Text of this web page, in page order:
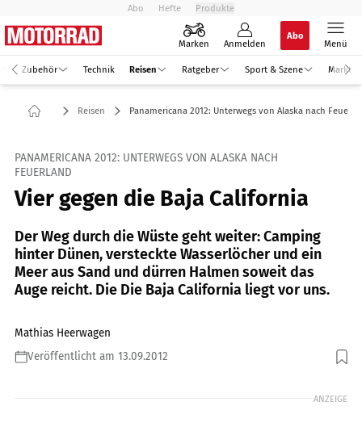
Abo Hefte Produkte
Marken Anmelden
Abo
Menü
Zubehör Technik Reisen Ratgeber Sport & Szene Markt
Reisen Panamericana 2012: Unterwegs von Alaska nach
PANAMERICANA 2012: UNTERWEGS VON ALASKA NACH
FEUERLAND
Vier gegen die Baja California
Der Weg durch die Wüste geht weiter: Camping
hinter Dünen, versteckte Wasserlöcher und ein
Meer aus Sand und dürren Halmen soweit das
Auge reicht. Die Die Baja California liegt vor uns.
Mathias Heerwagen
Veröffentlicht am 13.09.2012
Foto: Heerwagen
ANZEIGE